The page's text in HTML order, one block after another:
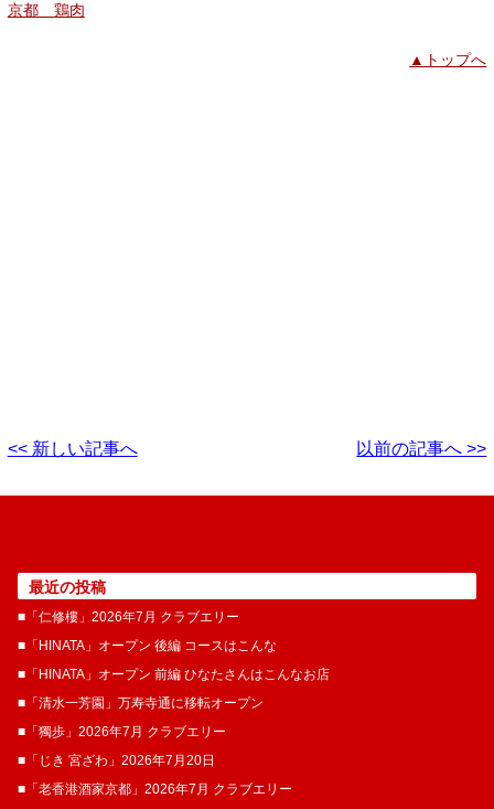
京都 鶏肉
▲トップへ
<< 新しい記事へ 以前の記事へ >>
最近の投稿
■「仁修樓」2026年7月 クラブエリー
■「HINATA」オープン 後編 コースはこんな
■「HINATA」オープン 前編 ひなたさんはこんなお店
■「清水一芳園」万寿寺通に移転オープン
■「獨歩」2026年7月 クラブエリー
■「じき 宮ざわ」2026年7月20日
■「老香港酒家京都」2026年7月 クラブエリー